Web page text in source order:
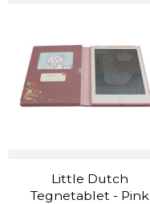
Little Dutch
Tegnetablet - Pink